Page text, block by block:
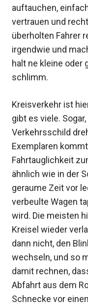
auftauchen,
vertrauen und
überholten Fahrer
irgendwie und
halt ne kleine oder
schlimm.
Kreisverkehr ist
gibt es viele.
Verkehrsschild
Exemplaren
Fahrtauglichkeit
ähnlich wie in der
geraume Zeit vor
verbeulte Wagen
wird. Die meisten
Kreisel wieder
dann nicht, den
wechseln, und so
damit rechnen,
Abfahrt aus dem
Schnecke vor